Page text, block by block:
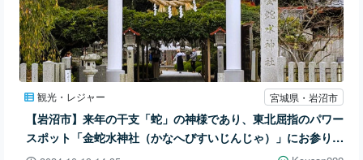
観光・レジャー 宮城県・岩沼市
【岩沼市】来年の干支「蛇」の神様であり、東北屈指のパワー
スポット「金蛇水神社（かなへびすいじんじゃ）」にお参りし
て来ました。